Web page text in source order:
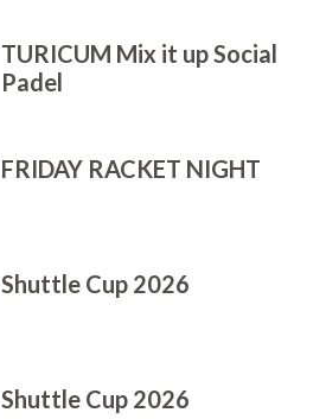
TURICUM Mix it up Social
Padel
FRIDAY RACKET NIGHT
Shuttle Cup 2026
Shuttle Cup 2026